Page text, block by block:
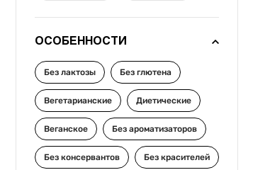
ОСОБЕННОСТИ
Без лактозы Без глютена
Вегетарианские Диетические
Веганское Без ароматизаторов
Без консервантов Без красителей